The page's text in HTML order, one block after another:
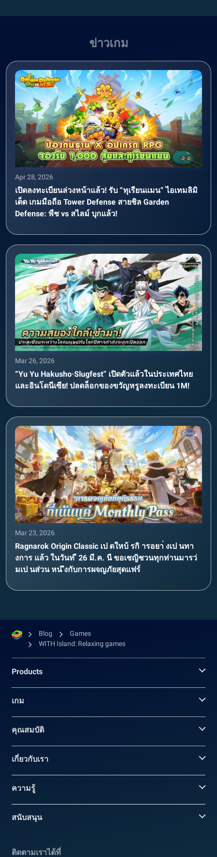
ข่าวเกม
Apr 28, 2026
เปิดลงทะเบียนล่วงหน้าแล้ว! รับ “ทุเรียนแมน” ไอเทมลิมิ
เต็ด เกมมือถือ Tower Defense สายชิล Garden
Defense: พืช vs สไลม์ บุกแล้ว!
Mar 26, 2026
“Yu Yu Hakusho·Slugfest” เปิดตัวแล้วในประเทศไทย
และอินโดนีเซีย! ปลดล็อกของขวัญหรูลงทะเบียน 1M!
Mar 23, 2026
Ragnarok Origin Classic เป ดใหบ้ รกิ ารอยา่ งเป นทา
งการ แล้ว ในวันท ี 26 มี.ค. นี ขอเชญิชวนทุกท่านมารว่
มเป นส่วน หน ึงกับการผจญภัยสุดแฟร์
Blog
Games
WITH Island: Relaxing games
Products
เกม
คุณสมบัติ
เกี่ยวกับเรา
ความรู้
สนับสนุน
ติดตามเราได้ที่